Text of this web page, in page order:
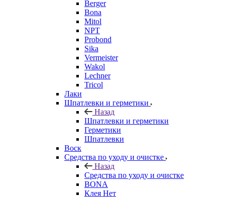
Berger
Bona
Mitol
NPT
Probond
Sika
Vermeister
Wakol
Lechner
Tricol
Лаки
Шпатлевки и герметики
Назад
Шпатлевки и герметики
Герметики
Шпатлевки
Воск
Средства по уходу и очистке
Назад
Средства по уходу и очистке
BONA
Клея Нет